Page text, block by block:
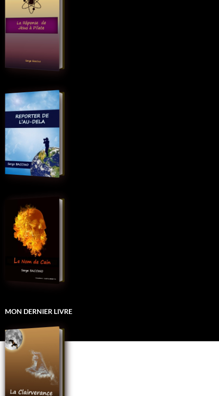
MON DERNIER LIVRE